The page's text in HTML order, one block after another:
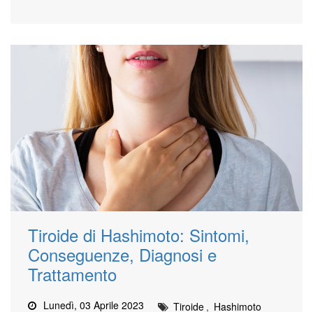
Tiroide di Hashimoto: Sintomi,
Conseguenze, Diagnosi e
Trattamento
Lunedì, 03 Aprile 2023 Tiroide , Hashimoto